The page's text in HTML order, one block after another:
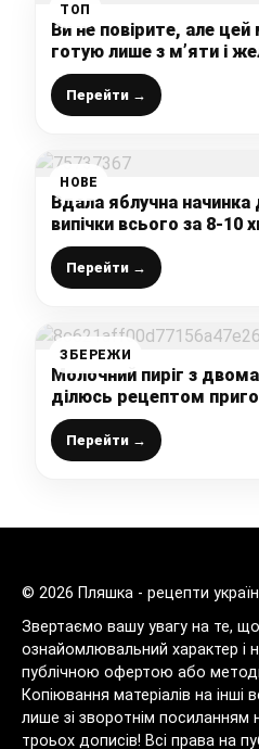
ТОП
Ви не повірите, але
готую лише з м’яти і
захваті!
Перейти →
НОВЕ
Вдала яблучна
випічки всього за 8-10
соковита і ніколи не
рецепт
Перейти →
ЗБЕРЕЖИ
Молочний пиріг з
ділюсь рецептом
дуже смачної випічки
Перейти →
© 2026 Пляшка - рецепти
Звертаємо вашу увагу на те,
ознайомлювальний характер і
публічною офертою або
Копіювання матеріалів на
лише зі зворотнім посиланням
троьох дописів! Всі права на